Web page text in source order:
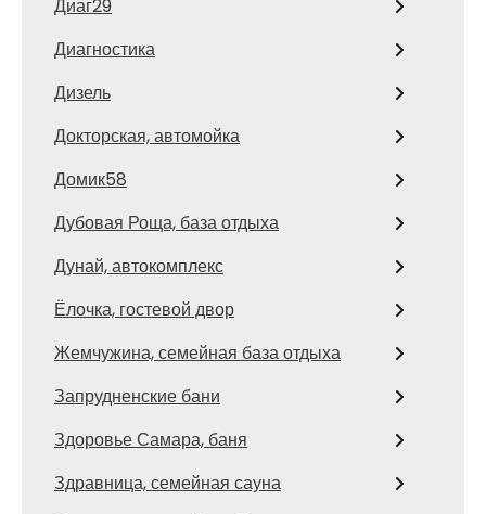
Диаг29
Диагностика
Дизель
Докторская, автомойка
Домик58
Дубовая Роща, база отдыха
Дунай, автокомплекс
Ёлочка, гостевой двор
Жемчужина, семейная база отдыха
Запрудненские бани
Здоровье Самара, баня
Здравница, семейная сауна